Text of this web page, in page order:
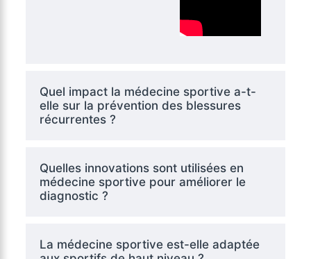
Quel impact la médecine sportive a-t-
elle sur la prévention des blessures
récurrentes ?
Quelles innovations sont utilisées en
médecine sportive pour améliorer le
diagnostic ?
La médecine sportive est-elle adaptée